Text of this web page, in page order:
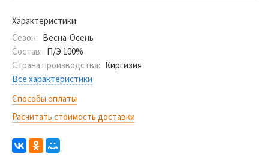
Характеристики
Сезон: Весна-Осень
Состав: П/Э 100%
Страна производства: Киргизия
Все характеристики
Способы оплаты
Расчитать стоимость доставки